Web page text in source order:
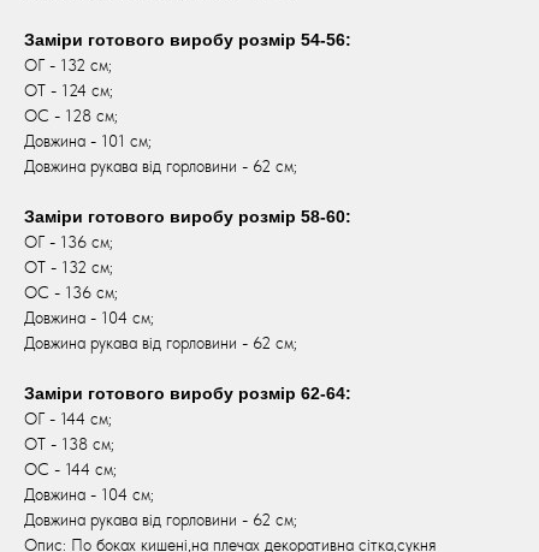
Заміри готового виробу розмір 54-56:
ОГ - 132 см;
ОТ - 124 см;
ОС - 128 см;
Довжина - 101 см;
Довжина рукава від горловини - 62 см;
Заміри готового виробу розмір 58-60:
ОГ - 136 см;
ОТ - 132 см;
ОС - 136 см;
Довжина - 104 см;
Довжина рукава від горловини - 62 см;
Заміри готового виробу розмір 62-64:
ОГ - 144 см;
ОТ - 138 см;
ОС - 144 см;
Довжина - 104 см;
Довжина рукава від горловини - 62 см;
Опис: По боках кишені,на плечах декоративна сітка,сукня